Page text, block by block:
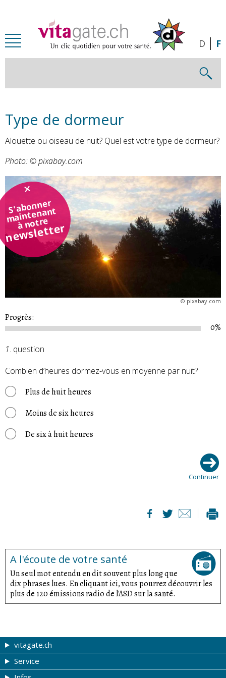
S'abonner
maintenant
à notre
newsletter
D F
Type de dormeur
Alouette ou oiseau de nuit? Quel est votre type de dormeur?
Photo: © pixabay.com
© pixabay.com
Progrès:
0%
1. question
Combien d’heures dormez-vous en moyenne par nuit?
Plus de huit heures
Moins de six heures
De six à huit heures
Continuer
A l'écoute de votre santé
Un seul mot entendu en dit souvent plus long que
dix phrases lues. En cliquant ici, vous pourrez découvrir les
plus de 120 émissions radio de l'ASD sur la santé.
vitagate.ch
Forme et beauté
Service